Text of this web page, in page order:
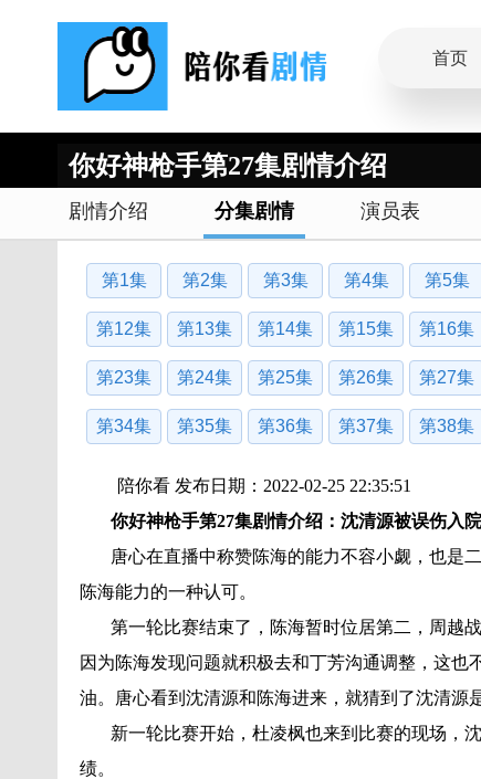
首页
你好神枪手第27集剧情介绍
剧情介绍 分集剧情 演员表
第1集 第2集 第3集 第4集 第5集
第12集 第13集 第14集 第15集 第16集
第23集 第24集 第25集 第26集 第27集
第34集 第35集 第36集 第37集 第38集
陪你看 发布日期：2022-02-25 22:35:51
你好神枪手第27集剧情介绍：沈清源被误伤入院
唐心在直播中称赞陈海的能力不容小觑，也是
陈海能力的一种认可。
第一轮比赛结束了，陈海暂时位居第二，周越战
因为陈海发现问题就积极去和丁芳沟通调整，这
油。唐心看到沈清源和陈海进来，就猜到了沈清源
新一轮比赛开始，杜凌枫也来到比赛的现场，沈
绩。